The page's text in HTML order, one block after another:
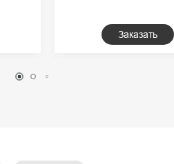
Заказать